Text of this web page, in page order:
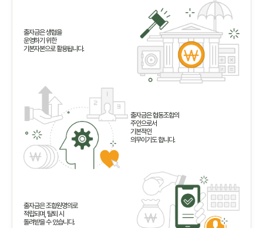
출자금은 생협을
운영하기 위한
기본자본으로 활용됩니다.
출자금은 협동조합의
주인으로서
기본적인
의무이기도 합니다.
출자금은 조합원명의로
적립되며, 탈퇴 시
돌려받을 수 있습니다.